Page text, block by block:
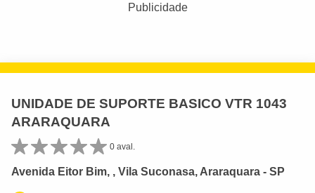
Publicidade
UNIDADE DE SUPORTE BASICO VTR 1043
ARARAQUARA
0 aval.
Avenida Eitor Bim, , Vila Suconasa, Araraquara - SP